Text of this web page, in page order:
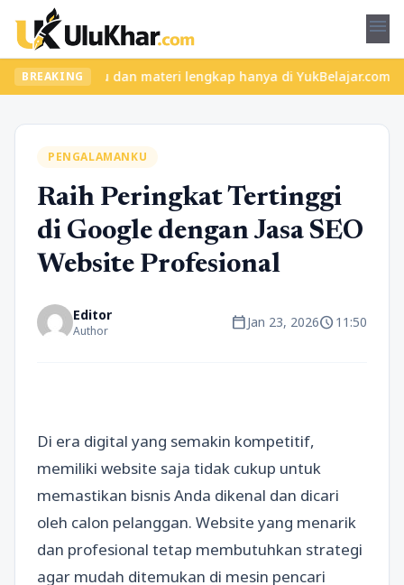
menu
BREAKING
seru dan materi lengkap hanya di YukBelajar.com.
PENGALAMANKU
Raih Peringkat Tertinggi
di Google dengan Jasa SEO
Website Profesional
Editor
Author calendar_todayJan 23, 2026schedule11:50
Di era digital yang semakin kompetitif,
memiliki website saja tidak cukup untuk
memastikan bisnis Anda dikenal dan dicari
oleh calon pelanggan. Website yang menarik
dan profesional tetap membutuhkan strategi
agar mudah ditemukan di mesin pencari